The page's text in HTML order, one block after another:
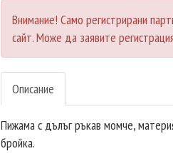
Внимание! Само регистрирани
сайт. Може да заявите
Описание
Пижама с дълъг ръкав момче,
бройка.